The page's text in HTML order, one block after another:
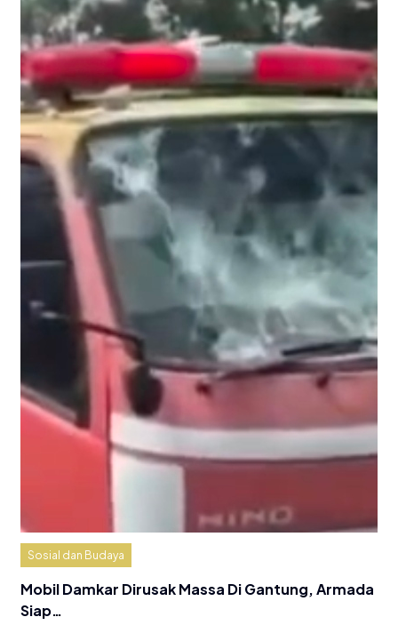
Sosial dan Budaya
Mobil Damkar Dirusak Massa Di Gantung, Armada
Siap…